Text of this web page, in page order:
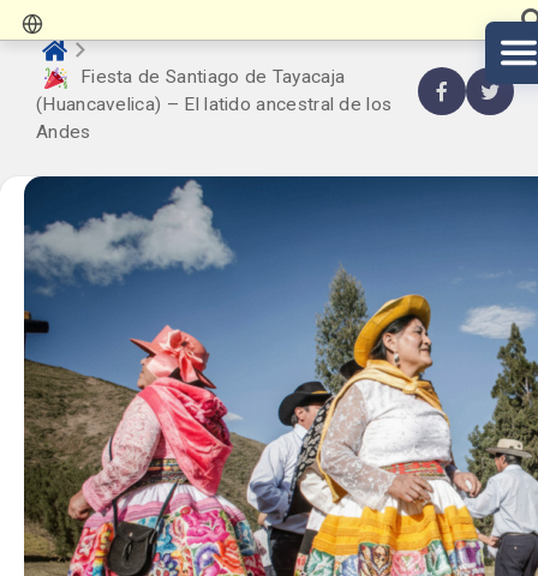
Fiesta de Santiago de Tayacaja
(Huancavelica) – El latido ancestral de los
Andes